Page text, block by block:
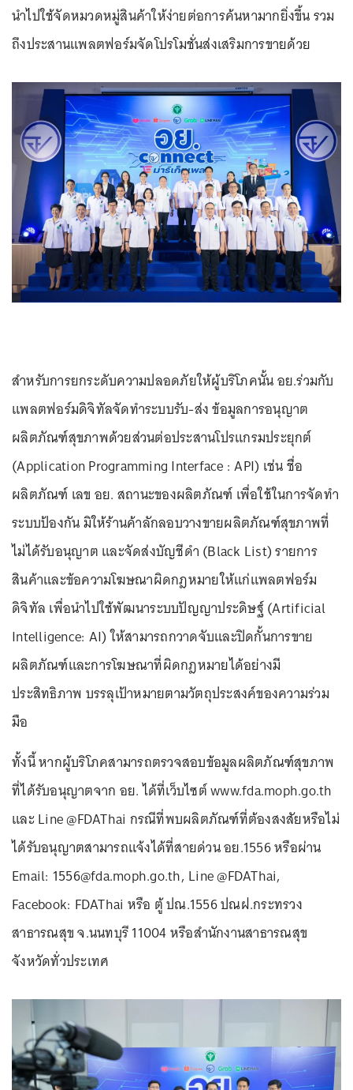
นำไปใช้จัดหมวดหมู่สินค้าให้ง่ายต่อการค้นหามากยิ่งขึ้น รวม
ถึงประสานแพลตฟอร์มจัดโปรโมชั่นส่งเสริมการขายด้วย
สำหรับการยกระดับความปลอดภัยให้ผู้บริโภคนั้น อย.ร่วมกับ
แพลตฟอร์มดิจิทัลจัดทำระบบรับ-ส่ง ข้อมูลการอนุญาต
ผลิตภัณฑ์สุขภาพด้วยส่วนต่อประสานโปรแกรมประยุกต์
(Application Programming Interface : API) เช่น ชื่อ
ผลิตภัณฑ์ เลข อย. สถานะของผลิตภัณฑ์ เพื่อใช้ในการจัดทำ
ระบบป้องกัน มิให้ร้านค้าลักลอบวางขายผลิตภัณฑ์สุขภาพที่
ไม่ได้รับอนุญาต และจัดส่งบัญชีดำ (Black List) รายการ
สินค้าและข้อความโฆษณาผิดกฎหมายให้แก่แพลตฟอร์ม
ดิจิทัล เพื่อนำไปใช้พัฒนาระบบปัญญาประดิษฐ์ (Artificial
Intelligence: AI) ให้สามารถกวาดจับและปิดกั้นการขาย
ผลิตภัณฑ์และการโฆษณาที่ผิดกฎหมายได้อย่างมี
ประสิทธิภาพ บรรลุเป้าหมายตามวัตถุประสงค์ของความร่วม
มือ
ทั้งนี้ หากผู้บริโภคสามารถตรวจสอบข้อมูลผลิตภัณฑ์สุขภาพ
ที่ได้รับอนุญาตจาก อย. ได้ที่เว็บไซต์ www.fda.moph.go.th
และ Line @FDAThai กรณีที่พบผลิตภัณฑ์ที่ต้องสงสัยหรือไม่
ได้รับอนุญาตสามารถแจ้งได้ที่สายด่วน อย.1556 หรือผ่าน
Email: 1556@fda.moph.go.th, Line @FDAThai,
Facebook: FDAThai หรือ ตู้ ปณ.1556 ปณฝ.กระทรวง
สาธารณสุข จ.นนทบุรี 11004 หรือสำนักงานสาธารณสุข
จังหวัดทั่วประเทศ